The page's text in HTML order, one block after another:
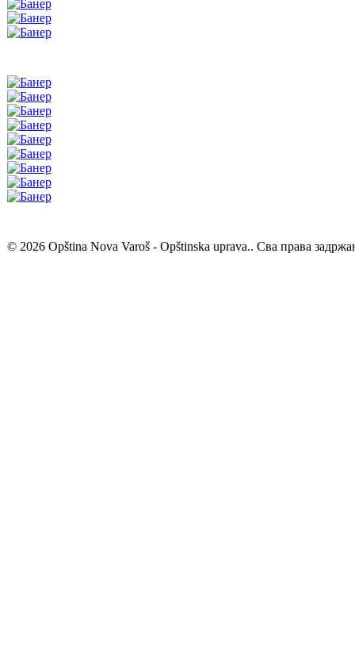
© 2026 Opština Nova Varoš - Opštinska uprava.. Сва права